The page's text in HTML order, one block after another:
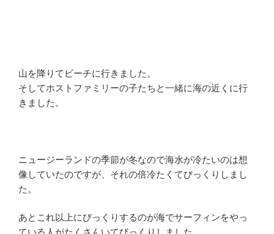
山を降りてビーチに行きました。
そしてホストファミリーの子たちと一緒に海の近くに行
きました。
ニュージーランドの季節が冬なので海水が冷たいのは想
像していたのですが、それの倍冷たくてびっくりしまし
た。
あとこれ以上にびっくりするのが海でサーフィンをやっ